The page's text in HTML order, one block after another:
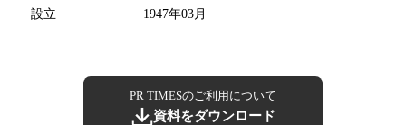
設立
1947年03月
PR TIMESのご利用について
資料をダウンロード